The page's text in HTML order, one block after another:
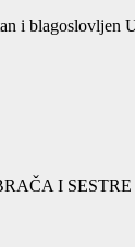
i blagoslovljen
I